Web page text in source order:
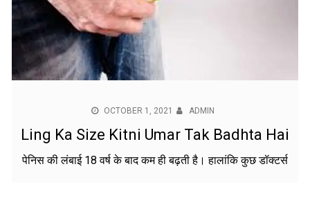
OCTOBER 1, 2021 ADMIN
Ling Ka Size Kitni Umar Tak Badhta Hai
पेनिस की लंबाई 18 वर्ष के बाद कम ही बढ़ती है। हालांकि कुछ डॉक्टर्स